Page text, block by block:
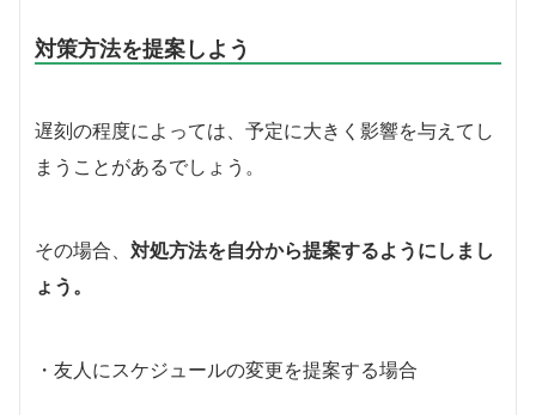
対策方法を提案しよう
遅刻の程度によっては、予定に大きく影響を与えてし
まうことがあるでしょう。
その場合、 対処方法を自分から提案するようにしまし
ょう。
・友人にスケジュールの変更を提案する場合